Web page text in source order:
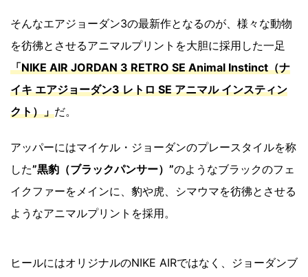
そんなエアジョーダン3の最新作となるのが、様々な動物
を彷彿とさせるアニマルプリントを大胆に採用した一足
「NIKE AIR JORDAN 3 RETRO SE Animal Instinct（ナ
イキ エアジョーダン3 レトロ SE アニマル インスティン
クト）」だ。
アッパーにはマイケル・ジョーダンのプレースタイルを称
した”黒豹（ブラックパンサー）”のようなブラックのフェ
イクファーをメインに、豹や虎、シマウマを彷彿とさせる
ようなアニマルプリントを採用。
ヒールにはオリジナルのNIKE AIRではなく、ジョーダンブ